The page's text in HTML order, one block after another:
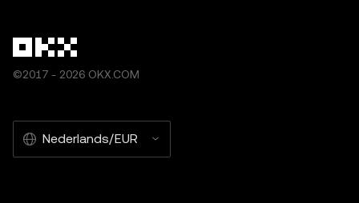
©2017 - 2026 OKX.COM
Nederlands/EUR